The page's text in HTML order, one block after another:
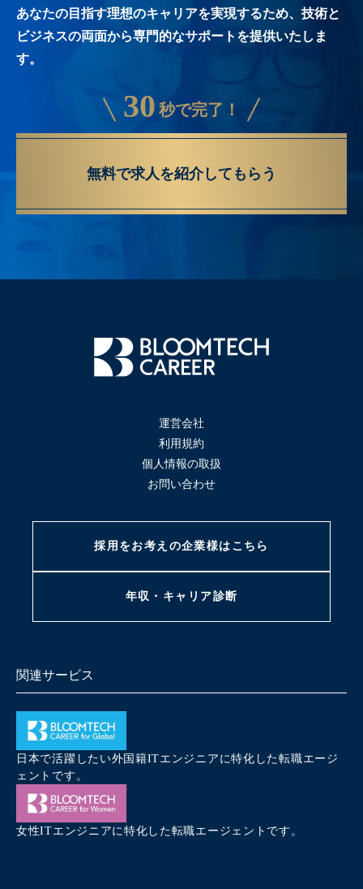
あなたの目指す理想のキャリアを実現するため、技術と
ビジネスの両面から専門的なサポートを提供いたしま
す。
30 秒で完了！
無料で求人を紹介してもらう
運営会社
利用規約
個人情報の取扱
お問い合わせ
採用をお考えの企業様はこちら
年収・キャリア診断
関連サービス
日本で活躍したい外国籍ITエンジニアに特化した転職エージ
ェントです。
女性ITエンジニアに特化した転職エージェントです。